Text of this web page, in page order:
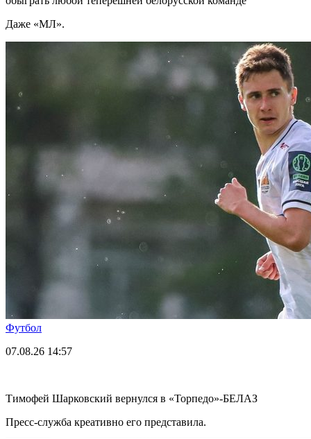
Даже «МЛ».
Футбол
07.08.26 14:57
Тимофей Шарковский вернулся в «Торпедо»-БЕЛАЗ
Пресс-служба креативно его представила.